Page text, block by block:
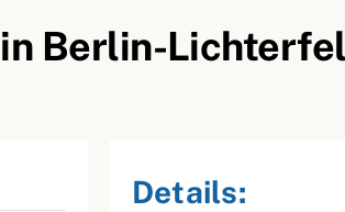
Berlin-
Details: